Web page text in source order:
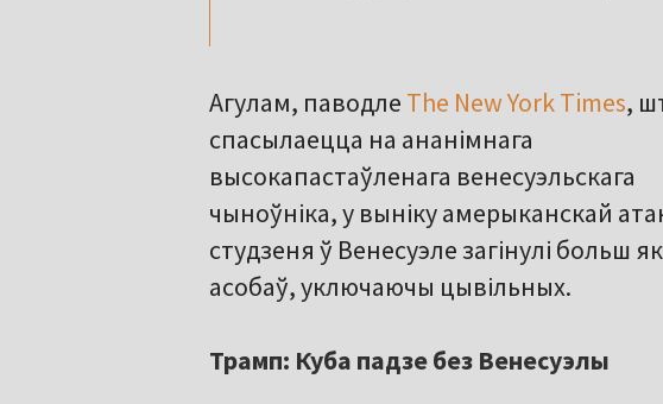
Агулам, паводле The New York Times,
спасылаецца на ананімнага
высокапастаўленага венесуэльскага
чыноўніка, у выніку амерыканскай
студзеня ў Венесуэле загінулі больш
асобаў, уключаючы цывільных.
Трамп: Куба падзе без Венесуэлы